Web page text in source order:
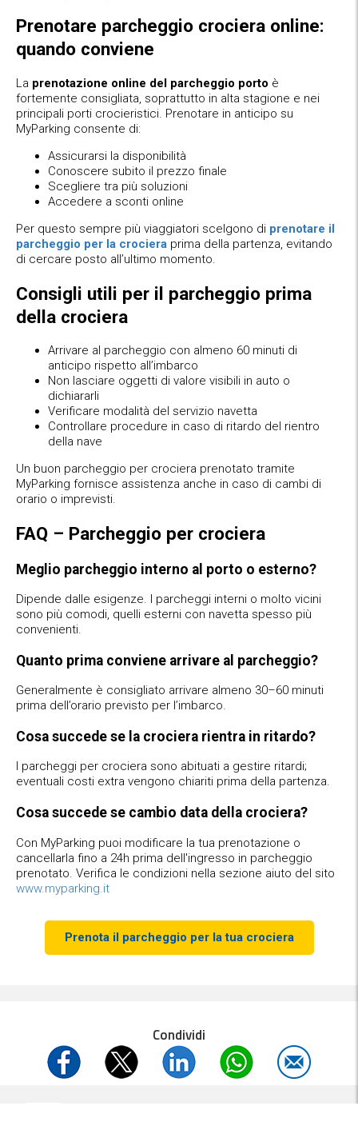
Prenotare parcheggio crociera online:
quando conviene
La prenotazione online del parcheggio porto è
fortemente consigliata, soprattutto in alta stagione e nei
principali porti crocieristici. Prenotare in anticipo su
MyParking consente di:
Assicurarsi la disponibilità
Conoscere subito il prezzo finale
Scegliere tra più soluzioni
Accedere a sconti online
Per questo sempre più viaggiatori scelgono di prenotare il
parcheggio per la crociera prima della partenza, evitando
di cercare posto all’ultimo momento.
Consigli utili per il parcheggio prima
della crociera
Arrivare al parcheggio con almeno 60 minuti di
anticipo rispetto all’imbarco
Non lasciare oggetti di valore visibili in auto o
dichiararli
Verificare modalità del servizio navetta
Controllare procedure in caso di ritardo del rientro
della nave
Un buon parcheggio per crociera prenotato tramite
MyParking fornisce assistenza anche in caso di cambi di
orario o imprevisti.
FAQ – Parcheggio per crociera
Meglio parcheggio interno al porto o esterno?
Dipende dalle esigenze. I parcheggi interni o molto vicini
sono più comodi, quelli esterni con navetta spesso più
convenienti.
Quanto prima conviene arrivare al parcheggio?
Generalmente è consigliato arrivare almeno 30–60 minuti
prima dell’orario previsto per l’imbarco.
Cosa succede se la crociera rientra in ritardo?
I parcheggi per crociera sono abituati a gestire ritardi;
eventuali costi extra vengono chiariti prima della partenza.
Cosa succede se cambio data della crociera?
Con MyParking puoi modificare la tua prenotazione o
cancellarla fino a 24h prima dell'ingresso in parcheggio
prenotato. Verifica le condizioni nella sezione aiuto del sito
www.myparking.it
Prenota il parcheggio per la tua crociera
Condividi